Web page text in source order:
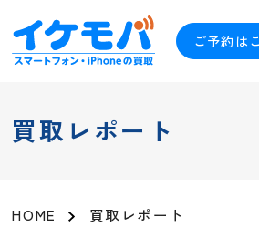
ご予約は
買取レポート
HOME 買取レポート